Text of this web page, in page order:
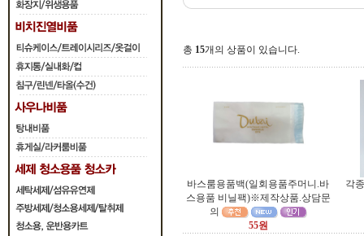
총 15개의 상품이 있습니다.
바스룸용품백(일회용품주머니.바
스용품 비닐팩)※제작상품.상담문
의
55원
각